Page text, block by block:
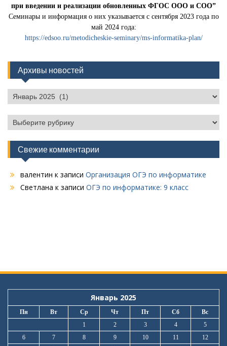
при введении и реализации обновленных ФГОС ООО и СОО”
Семинары и информация о них указывается с сентября 2023 года по
май 2024 года:
https://edsoo.ru/metodicheskie-seminary/ms-informatika-plan/
Архивы новостей
Архивы
новостей
Рубрики
Свежие комментарии
валентин к записи Организация ОГЭ по информатике
Светлана к записи ОГЭ по информатике: 9 класс
Январь 2025
Пн Вт Ср Чт Пт Сб
Вс
1
2 3 4
5
6
7 8 9 10 11
12